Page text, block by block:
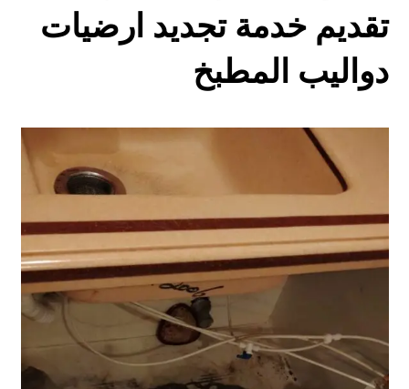
تقديم خدمة تجديد ارضيات
دواليب المطبخ